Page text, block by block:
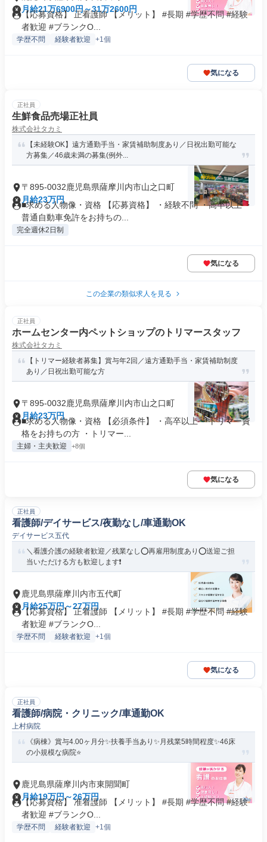
月給21万6900円～31万2600円
【応募資格】 正看護師 【メリット】 #長期 #学歴不問 #経験
者歓迎 #ブランクO...
学歴不問 経験者歓迎 +1個
気になる
正社員
生鮮食品売場正社員
株式会社タカミ
【未経験OK】遠方通勤手当・家賃補助制度あり／日祝出勤可能な
方募集／46歳未満の募集(例外...
〒895-0032鹿児島県薩摩川内市山之口町
月給23万円
■求める人物像・資格 【応募資格】 ・経験不問 ・高卒以上 ・
普通自動車免許をお持ちの...
完全週休2日制
気になる
この企業の類似求人を見る
正社員
ホームセンター内ペットショップのトリマースタッフ
株式会社タカミ
【トリマー経験者募集】賞与年2回／遠方通勤手当・家賃補助制度
あり／日祝出勤可能な方
〒895-0032鹿児島県薩摩川内市山之口町
月給23万円
■求める人物像・資格 【必須条件】 ・高卒以上 ・トリマー資
格をお持ちの方 ・トリマー...
主婦・主夫歓迎 +8個
気になる
正社員
看護師/デイサービス/夜勤なし/車通勤OK
デイサービス五代
＼看護介護の経験者歓迎／残業なし⭕再雇用制度あり⭕送迎ご担
当いただける方も歓迎します❗️
鹿児島県薩摩川内市五代町
月給25万円～27万円
【応募資格】 正看護師 【メリット】 #長期 #学歴不問 #経験
者歓迎 #ブランクO...
学歴不問 経験者歓迎 +1個
気になる
正社員
看護師/病院・クリニック/車通勤OK
上村病院
《病棟》賞与4.00ヶ月分✨扶養手当あり✨月残業5時間程度✨46床
の小規模な病院⭐
鹿児島県薩摩川内市東開聞町
月給19万円～26万円
【応募資格】 准看護師 【メリット】 #長期 #学歴不問 #経験
者歓迎 #ブランクO...
学歴不問 経験者歓迎 +1個